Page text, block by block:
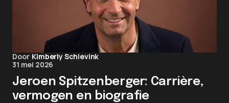
Door Kimberly Schievink
31 mei 2026
Jeroen Spitzenberger: Carrière,
vermogen en biografie